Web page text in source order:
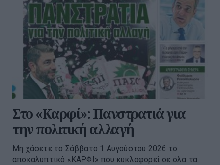
Στο «Καρφί»: Πανστρατιά για
την πολιτική αλλαγή
Μη χάσετε το Σάββατο 1 Αυγούστου 2026 το
αποκαλυπτικό «ΚΑΡΦΙ» που κυκλοφορεί σε όλα τα